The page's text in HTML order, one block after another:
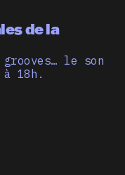
de la
le son
18h.